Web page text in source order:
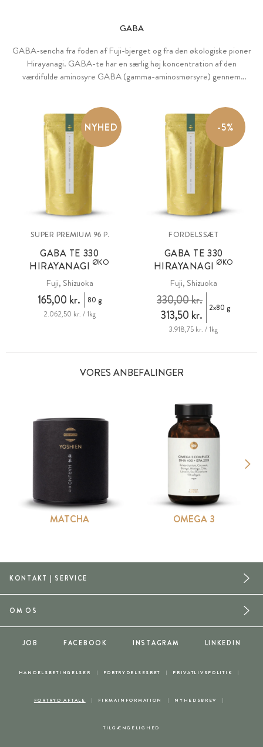
GABA
GABA-sencha fra foden af Fuji-bjerget og fra den økologiske pioner
Hirayanagi. GABA-te har en særlig høj koncentration af den
værdifulde aminosyre GABA (gamma-aminosmørsyre) gennem
kendere for sin smøragtige, bløde smag.
NYHED
SUPER PREMIUM 96 P.
GABA TE 330
HIRAYANAGI ØKO
Fuji, Shizuoka
165,00 kr.
80 g
2.062,50 kr. / 1kg
-5%
FORDELSSÆT
GABA TE 330
HIRAYANAGIØKO
Fuji, Shizuoka
313,50 kr.
330,00 kr. 2x80 g
3.918,75 kr. / 1kg
VORES ANBEFALINGER
MATCHA OMEGA 3
KONTAKT | SERVICE
HANDELSBETINGELSER FORTRYDELSESRET PRIVATLIVSPOLITIK
FORTRYD AFTALE FIRMAINFORMATION NYHEDSBREV
TILGÆNGELIGHED
OM OS
JOB FACEBOOK INSTAGRAM LINKEDIN